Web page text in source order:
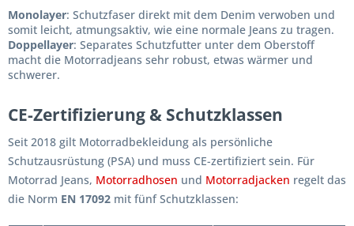
Monolayer: Schutzfaser direkt mit dem Denim verwoben und
somit leicht, atmungsaktiv, wie eine normale Jeans zu tragen.
Doppellayer: Separates Schutzfutter unter dem Oberstoff
macht die Motorradjeans sehr robust, etwas wärmer und
schwerer.
CE-Zertifizierung & Schutzklassen
Seit 2018 gilt Motorradbekleidung als persönliche
Schutzausrüstung (PSA) und muss CE-zertifiziert sein. Für
Motorrad Jeans, Motorradhosen und Motorradjacken regelt das
die Norm EN 17092 mit fünf Schutzklassen: